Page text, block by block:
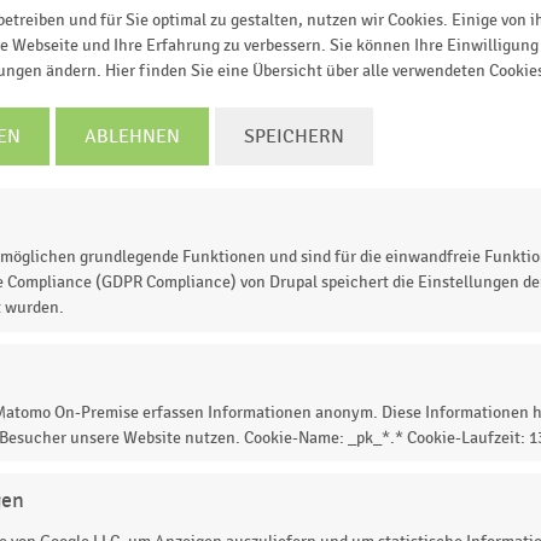
INFORMIEREN
an denen die im Rahmen des EHI-Whitepapers
Handelsunternehmen bevorzugt DC-Ladestationen
mit einem eigebauten Gleichrichter, der
kompatibel macht. DC-Ladestationen kommen in
zum Einsatz. Allein 40 Prozent der
zu planen bzw. zu installieren.
und für Sie optimal zu gestalten, nutzen wir Cookies. Einige von
Webseite und Ihre Erfahrung zu verbessern. Sie können Ihre
ändern. Hier finden Sie eine Übersicht über alle verwendeten
ABLEHNEN SPEICHERN
grundlegende Funktionen und sind für die einwandfreie
(GDPR Compliance) von Drupal speichert die Einstellungen
wurden.
On-Premise erfassen Informationen anonym. Diese Informationen
unsere Website nutzen. Cookie-Name: _pk_*.* Cookie-Laufzeit: